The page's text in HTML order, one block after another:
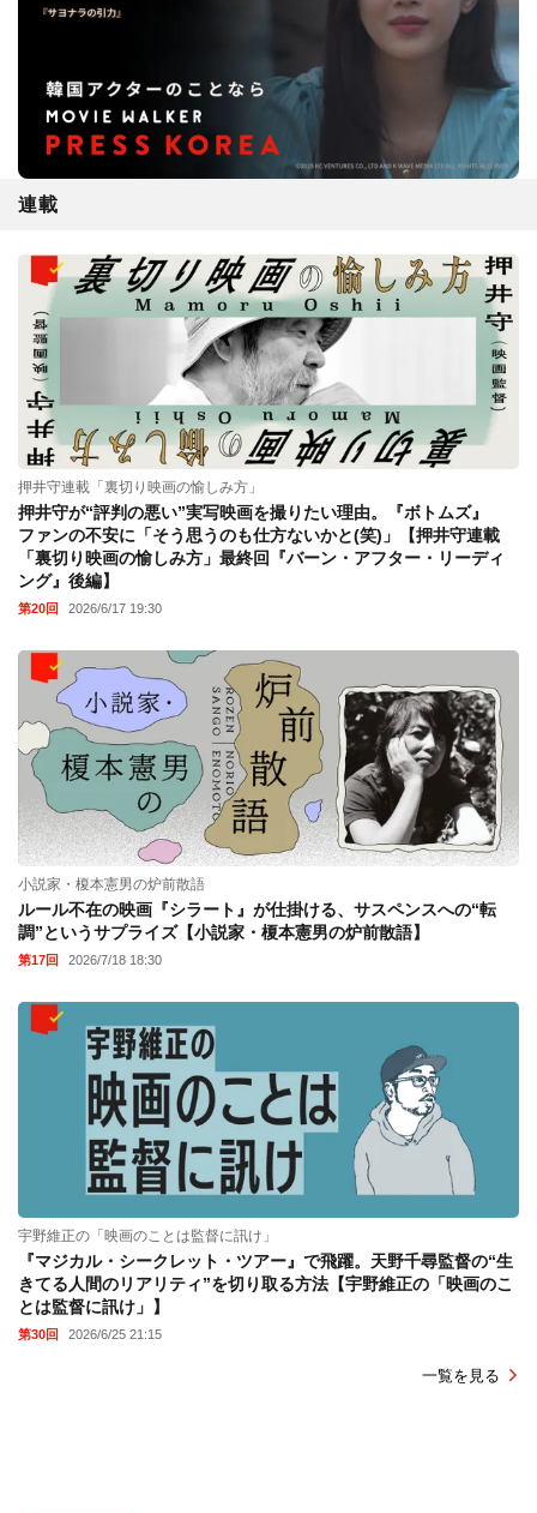
連載
押井守連載「裏切り映画の愉しみ方」
押井守が“評判の悪い”実写映画を撮りたい理由。『ボトムズ』
ファンの不安に「そう思うのも仕方ないかと(笑)」【押井守連載
「裏切り映画の愉しみ方」最終回『バーン・アフター・リーディ
ング』後編】
第20回 2026/6/17 19:30
小説家・榎本憲男の炉前散語
ルール不在の映画『シラート』が仕掛ける、サスペンスへの“転
調”というサプライズ【小説家・榎本憲男の炉前散語】
第17回 2026/7/18 18:30
宇野維正の「映画のことは監督に訊け」
『マジカル・シークレット・ツアー』で飛躍。天野千尋監督の“生
きてる人間のリアリティ”を切り取る方法【宇野維正の「映画のこ
とは監督に訊け」】
第30回 2026/6/25 21:15
一覧を見る